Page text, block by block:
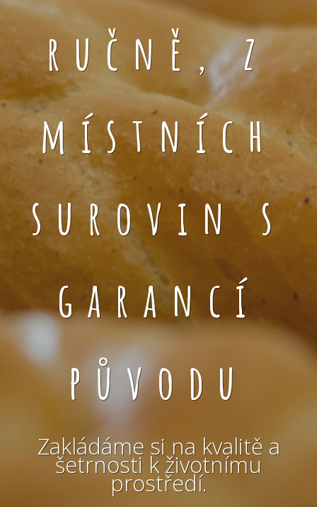
ručně, z
místních
surovin s
garancí
původu
Zakládáme si na kvalitě a
šetrnosti k životnímu
prostředí.